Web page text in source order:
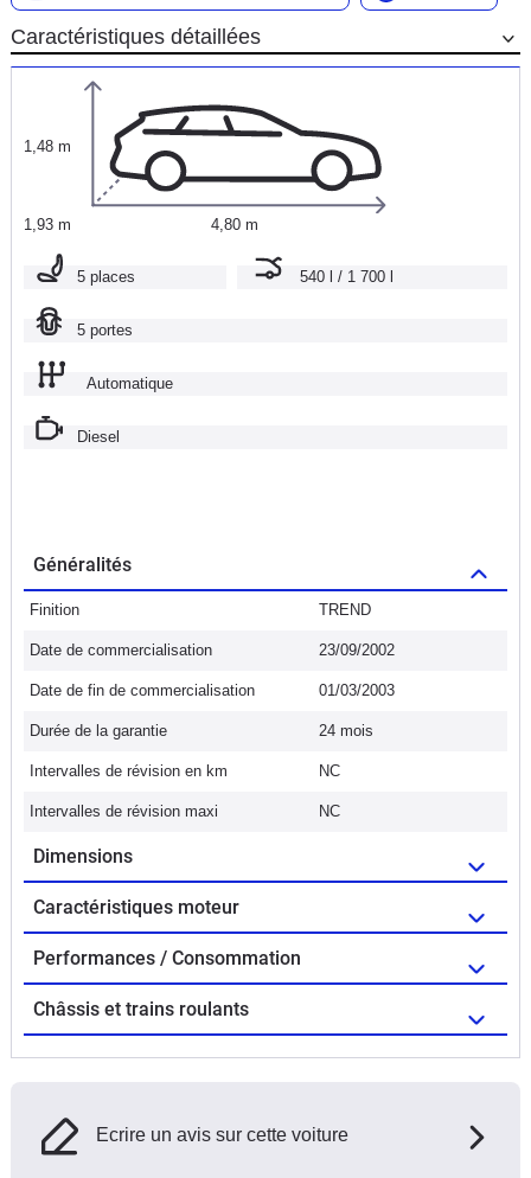
Caractéristiques détaillées
1,48 m
1,93 m 4,80 m
5 places 540 l / 1 700 l
5 portes
Automatique
Diesel
Généralités
Finition TREND
Date de commercialisation 23/09/2002
Date de fin de commercialisation 01/03/2003
Durée de la garantie 24 mois
Intervalles de révision en km NC
Intervalles de révision maxi NC
Dimensions
Caractéristiques moteur
Performances / Consommation
Châssis et trains roulants
Ecrire un avis sur cette voiture